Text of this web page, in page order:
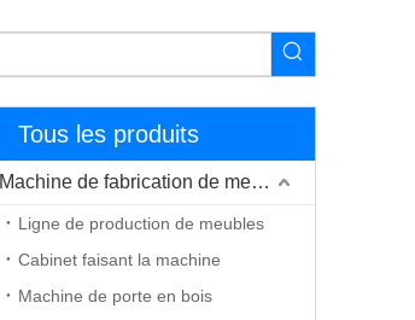
Tous les produits
Machine de fabrication de meubles
Ligne de production de meubles
Cabinet faisant la machine
Machine de porte en bois